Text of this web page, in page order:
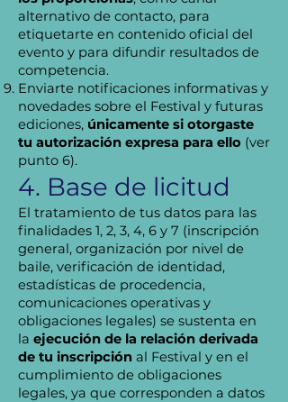
alternativo de contacto, para
etiquetarte en contenido oficial del
evento y para difundir resultados de
competencia.
Enviarte notificaciones informativas y
novedades sobre el Festival y futuras
ediciones, únicamente si otorgaste
tu autorización expresa para ello (ver
punto 6).
4. Base de licitud
El tratamiento de tus datos para las
finalidades 1, 2, 3, 4, 6 y 7 (inscripción
general, organización por nivel de
baile, verificación de identidad,
estadísticas de procedencia,
comunicaciones operativas y
obligaciones legales) se sustenta en
la ejecución de la relación derivada
de tu inscripción al Festival y en el
cumplimiento de obligaciones
legales, ya que corresponden a datos